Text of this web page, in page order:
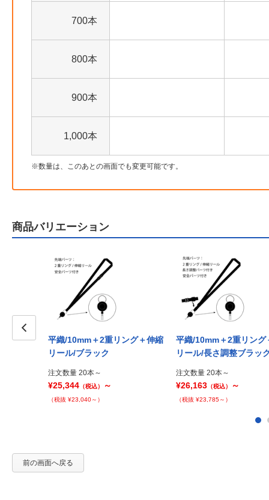
700本
800本
900本
1,000本
数量は、このあとの画面でも変更可能です。
商品バリエーション
平織/10mm＋2重リング＋伸縮
リール/ブラック
注文数量 20本～
¥25,344 （税込） ～
（税抜 ¥23,040～）
平織/10mm＋2重リング
リール/長さ調整ブラッ
注文数量 20本～
¥26,163 （税込） ～
（税抜 ¥23,785～）
前の画面へ戻る